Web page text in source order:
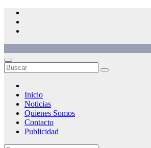
Saltar
contenido
Inicio
Noticias
Quienes Somos
Contacto
Publicidad